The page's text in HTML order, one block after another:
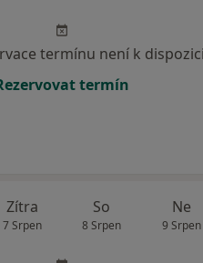
termínu není k dispozici
termín
Zítra
7 Srpen
So
8 Srpen
Ne
9 Srpen